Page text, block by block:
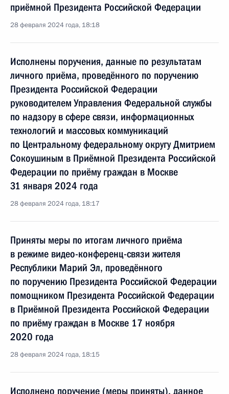
приёмной Президента Российской Федерации
28 февраля 2024 года, 18:18
Исполнены поручения, данные по результатам
личного приёма, проведённого по поручению
Президента Российской Федерации
руководителем Управления Федеральной службы
по надзору в сфере связи, информационных
технологий и массовых коммуникаций
по Центральному федеральному округу Дмитрием
Сокоушиным в Приёмной Президента Российской
Федерации по приёму граждан в Москве
31 января 2024 года
28 февраля 2024 года, 18:17
Приняты меры по итогам личного приёма
в режиме видео-конференц-связи жителя
Республики Марий Эл, проведённого
по поручению Президента Российской Федерации
помощником Президента Российской Федерации
в Приёмной Президента Российской Федерации
по приёму граждан в Москве 17 ноября
2020 года
28 февраля 2024 года, 18:15
Исполнено поручение (меры приняты), данное